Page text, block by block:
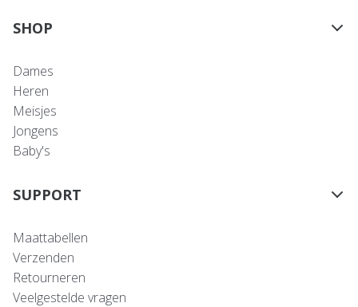
SHOP
Dames
Heren
Meisjes
Jongens
Baby's
SUPPORT
Maattabellen
Verzenden
Retourneren
Veelgestelde vragen